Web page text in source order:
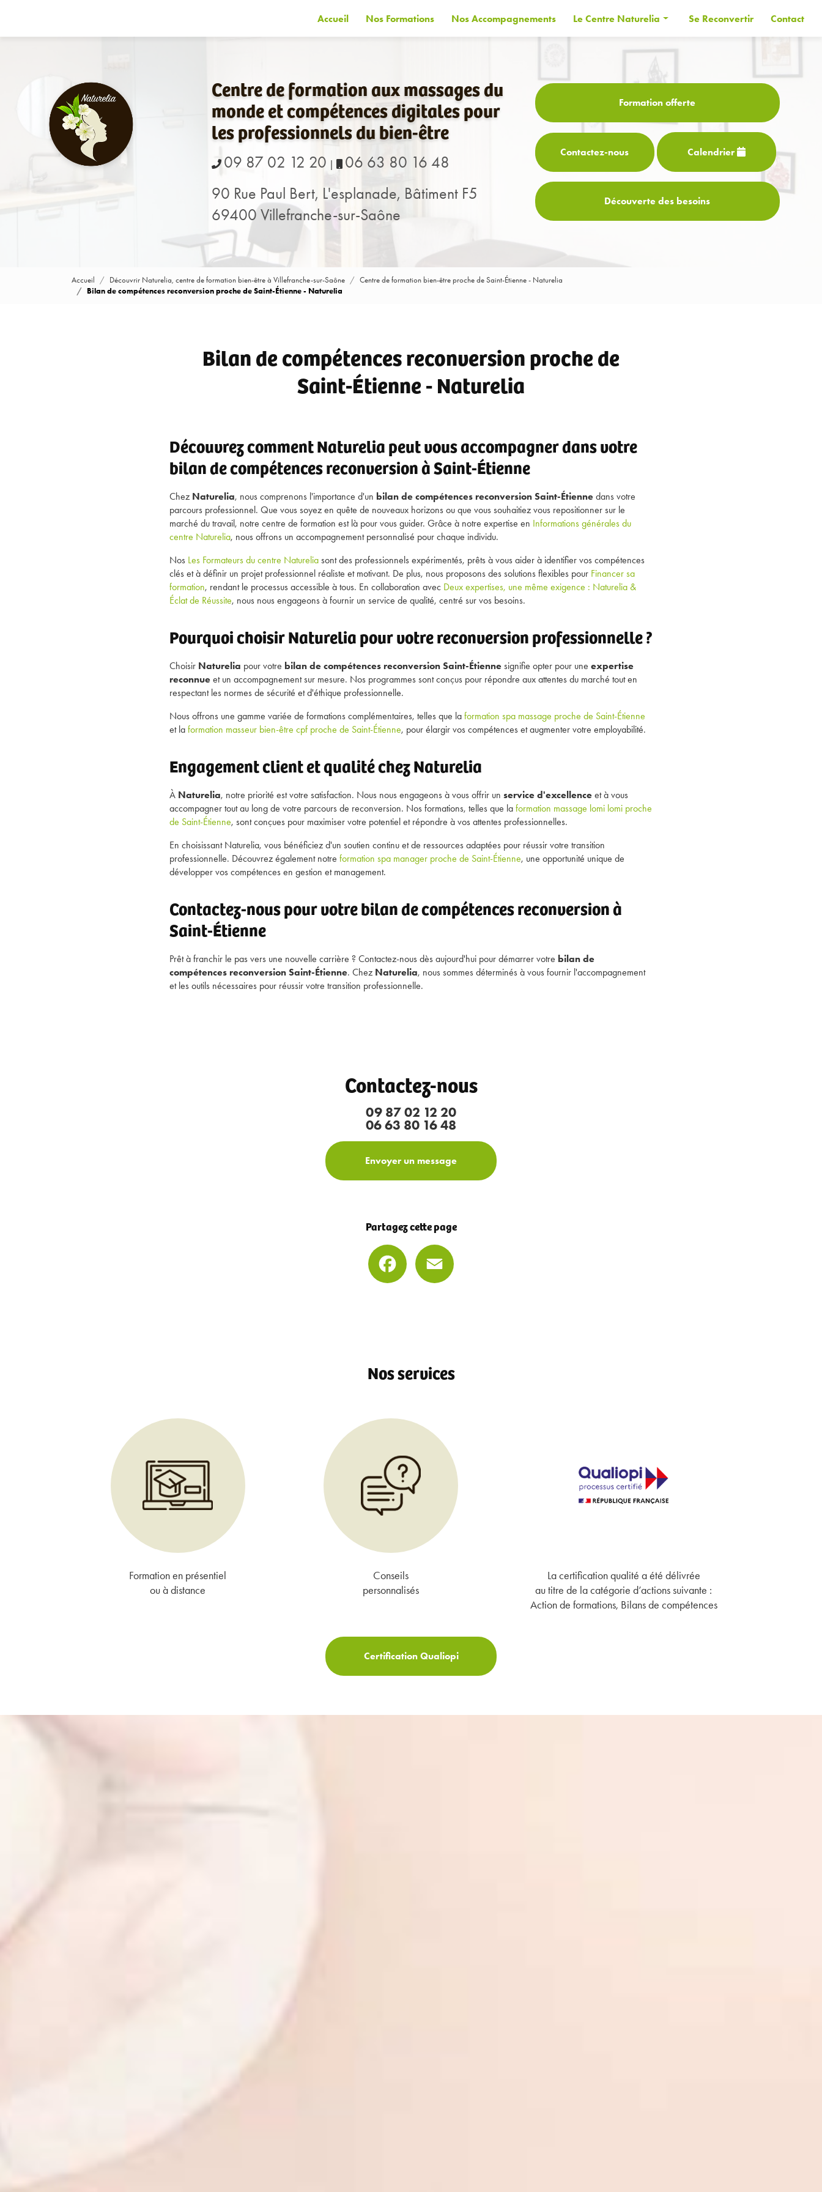
Accueil
Nos Formations Nos Accompagnements Le Centre Naturelia
Informations générales
Se Reconvertir Contact
Centre de formation aux massages du
monde et compétences digitales pour
les professionnels du bien-être
09 87 02 12 20 |
06 63 80 16 48
90 Rue Paul Bert, L'esplanade, Bâtiment F5
69400 Villefranche-sur-Saône
Formation offerte
Contactez-nous Calendrier
Découverte des besoins
Accueil Découvrir Naturelia, centre de formation bien-être à Villefranche-sur-Saône
Centre de formation bien-être proche de Saint-Étienne - Naturelia
Bilan de compétences reconversion proche de Saint-Étienne - Naturelia
Bilan de compétences reconversion proche de
Saint-Étienne - Naturelia
Découvrez comment Naturelia peut vous accompagner dans votre
bilan de compétences reconversion à Saint-Étienne
Chez Naturelia, nous comprenons l'importance d'un bilan de compétences reconversion Saint-Étienne dans votre
parcours professionnel. Que vous soyez en quête de nouveaux horizons ou que vous souhaitiez vous repositionner sur le
marché du travail, notre centre de formation est là pour vous guider. Grâce à notre expertise en Informations générales du
centre Naturelia, nous offrons un accompagnement personnalisé pour chaque individu.
Nos Les Formateurs du centre Naturelia sont des professionnels expérimentés, prêts à vous aider à identifier vos compétences
clés et à définir un projet professionnel réaliste et motivant. De plus, nous proposons des solutions flexibles pour Financer sa
formation, rendant le processus accessible à tous. En collaboration avec Deux expertises, une même exigence : Naturelia &
Éclat de Réussite, nous nous engageons à fournir un service de qualité, centré sur vos besoins.
Pourquoi choisir Naturelia pour votre reconversion professionnelle ?
Choisir Naturelia pour votre bilan de compétences reconversion Saint-Étienne signifie opter pour une expertise
reconnue et un accompagnement sur mesure. Nos programmes sont conçus pour répondre aux attentes du marché tout en
respectant les normes de sécurité et d'éthique professionnelle.
Nous offrons une gamme variée de formations complémentaires, telles que la formation spa massage proche de Saint-Étienne
et la formation masseur bien-être cpf proche de Saint-Étienne, pour élargir vos compétences et augmenter votre employabilité.
Engagement client et qualité chez Naturelia
À Naturelia, notre priorité est votre satisfaction. Nous nous engageons à vous offrir un service d'excellence et à vous
accompagner tout au long de votre parcours de reconversion. Nos formations, telles que la formation massage lomi lomi proche
de Saint-Étienne, sont conçues pour maximiser votre potentiel et répondre à vos attentes professionnelles.
En choisissant Naturelia, vous bénéficiez d'un soutien continu et de ressources adaptées pour réussir votre transition
professionnelle. Découvrez également notre formation spa manager proche de Saint-Étienne, une opportunité unique de
développer vos compétences en gestion et management.
Contactez-nous pour votre bilan de compétences reconversion à
Saint-Étienne
Prêt à franchir le pas vers une nouvelle carrière ? Contactez-nous dès aujourd'hui pour démarrer votre bilan de
compétences reconversion Saint-Étienne. Chez Naturelia, nous sommes déterminés à vous fournir l'accompagnement
et les outils nécessaires pour réussir votre transition professionnelle.
Contactez-nous
09 87 02 12 20
06 63 80 16 48
Envoyer un message
Partagez cette page
Facebook
Nos services
Formation en présentiel
ou à distance
Conseils
personnalisés
La certification qualité a été délivrée
au titre de la catégorie d’actions suivante :
Action de formations, Bilans de compétences
Certification Qualiopi